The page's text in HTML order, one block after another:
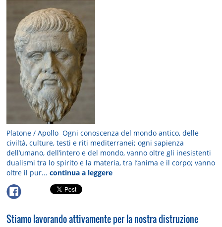
Platone / Apollo Ogni conoscenza del mondo antico, delle
civiltà, culture, testi e riti mediterranei; ogni sapienza
dell’umano, dell’intero e del mondo, vanno oltre gli inesistenti
dualismi tra lo spirito e la materia, tra l’anima e il corpo; vanno
oltre il pur...continua a leggere
Stiamo lavorando attivamente per la nostra distruzione